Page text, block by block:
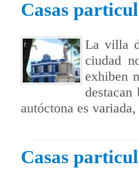
Casas
La villa
ciudad
exhiben
autóctona es
Casas